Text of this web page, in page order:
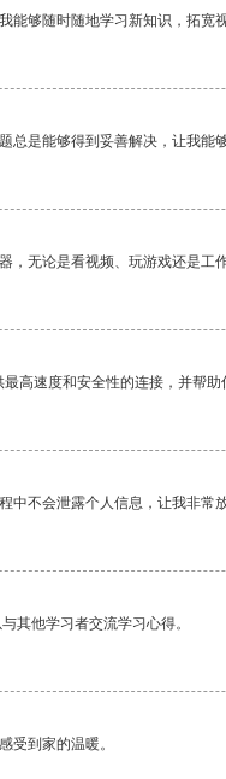
能够随时随地学习新知识，拓宽视
总是能够得到妥善解决，让我能
，无论是看视频、玩游戏还是工
高速度和安全性的连接，并帮助
中不会泄露个人信息，让我非常放
其他学习者交流学习心得。
受到家的温暖。